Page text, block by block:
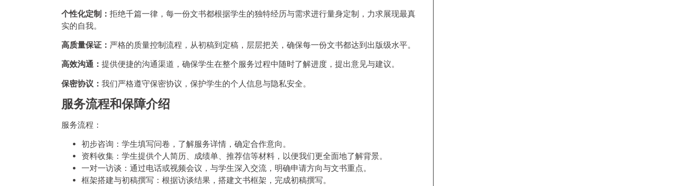
个性化定制： 拒绝千篇一律，每一份文书都根据学生的独特经历与需求进行量身定制，力求展现最真
实的自我。
高质量保证： 严格的质量控制流程，从初稿到定稿，层层把关，确保每一份文书都达到出版级水平。
高效沟通： 提供便捷的沟通渠道，确保学生在整个服务过程中随时了解进度，提出意见与建议。
保密协议： 我们严格遵守保密协议，保护学生的个人信息与隐私安全。
服务流程和保障介绍
服务流程：
初步咨询：学生填写问卷，了解服务详情，确定合作意向。
资料收集：学生提供个人简历、成绩单、推荐信等材料，以便我们更全面地了解背景。
一对一访谈：通过电话或视频会议，与学生深入交流，明确申请方向与文书重点。
框架搭建与初稿撰写：根据访谈结果，搭建文书框架，完成初稿撰写。